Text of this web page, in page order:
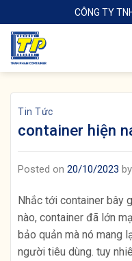
to
content
CÔNG TY
Tin Tức
container hiện
Posted on 20/10/2023 by
Nhắc tới container bây
nào, container đã lớn
bảo quản mà nó mang
người tiêu dùng. tuy